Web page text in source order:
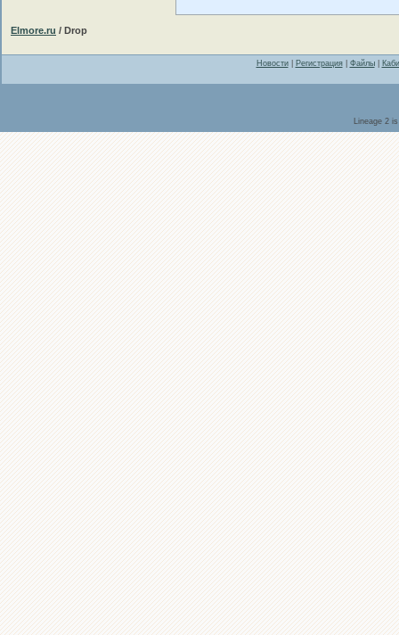
Elmore.ru / Drop
Новости| Регистрация| Файлы|
Lineage 2